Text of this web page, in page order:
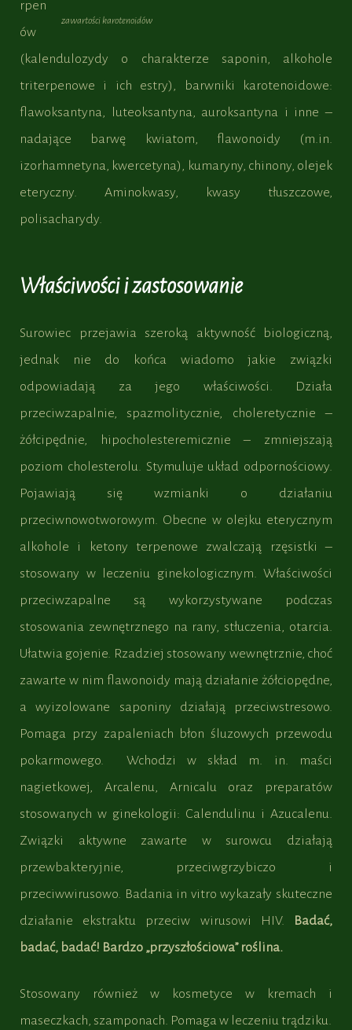
zawartości karotenoidów
rpen
ów
(kalendulozydy o charakterze saponin, alkohole
triterpenowe i ich estry), barwniki karotenoidowe:
flawoksantyna, luteoksantyna, auroksantyna i inne –
nadające barwę kwiatom, flawonoidy (m.in.
izorhamnetyna, kwercetyna), kumaryny, chinony, olejek
eteryczny. Aminokwasy, kwasy tłuszczowe,
polisacharydy.
Właściwości i zastosowanie
Surowiec przejawia szeroką aktywność biologiczną,
jednak nie do końca wiadomo jakie związki
odpowiadają za jego właściwości. Działa
przeciwzapalnie, spazmolitycznie, choleretycznie –
żółcipędnie, hipocholesteremicznie – zmniejszają
poziom cholesterolu. Stymuluje układ odpornościowy.
Pojawiają się wzmianki o działaniu
przeciwnowotworowym. Obecne w olejku eterycznym
alkohole i ketony terpenowe zwalczają rzęsistki –
stosowany w leczeniu ginekologicznym. Właściwości
przeciwzapalne są wykorzystywane podczas
stosowania zewnętrznego na rany, stłuczenia, otarcia.
Ułatwia gojenie. Rzadziej stosowany wewnętrznie, choć
zawarte w nim flawonoidy mają działanie żółciopędne,
a wyizolowane saponiny działają przeciwstresowo.
Pomaga przy zapaleniach błon śluzowych przewodu
pokarmowego. Wchodzi w skład m. in. maści
nagietkowej, Arcalenu, Arnicalu oraz preparatów
stosowanych w ginekologii: Calendulinu i Azucalenu.
Związki aktywne zawarte w surowcu działają
przewbakteryjnie, przeciwgrzybiczo i
przeciwwirusowo. Badania in vitro wykazały skuteczne
działanie ekstraktu przeciw wirusowi HIV.
Badać,
badać, badać! Bardzo „przyszłościowa” roślina.
Stosowany również w kosmetyce w kremach i
maseczkach, szamponach. Pomaga w leczeniu trądziku.